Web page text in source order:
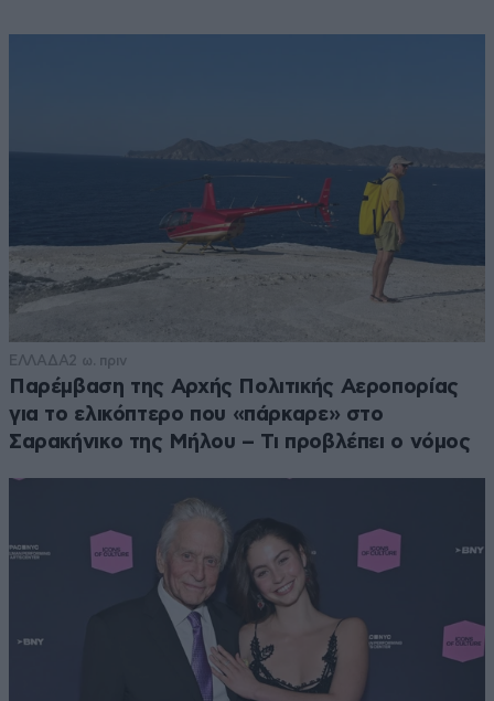
ΕΛΛΑΔΑ2 ω. πριν
Παρέμβαση της Αρχής Πολιτικής Αεροπορίας
για το ελικόπτερο που «πάρκαρε» στο
Σαρακήνικο της Μήλου – Τι προβλέπει ο νόμος